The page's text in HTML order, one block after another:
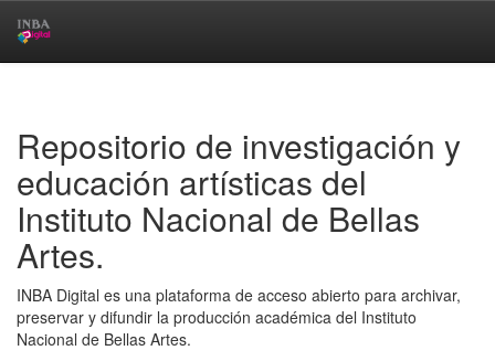
Repositorio de investigación y
educación artísticas del
Instituto Nacional de Bellas
Artes.
INBA Digital es una plataforma de acceso abierto para archivar,
preservar y difundir la producción académica del Instituto
Nacional de Bellas Artes.